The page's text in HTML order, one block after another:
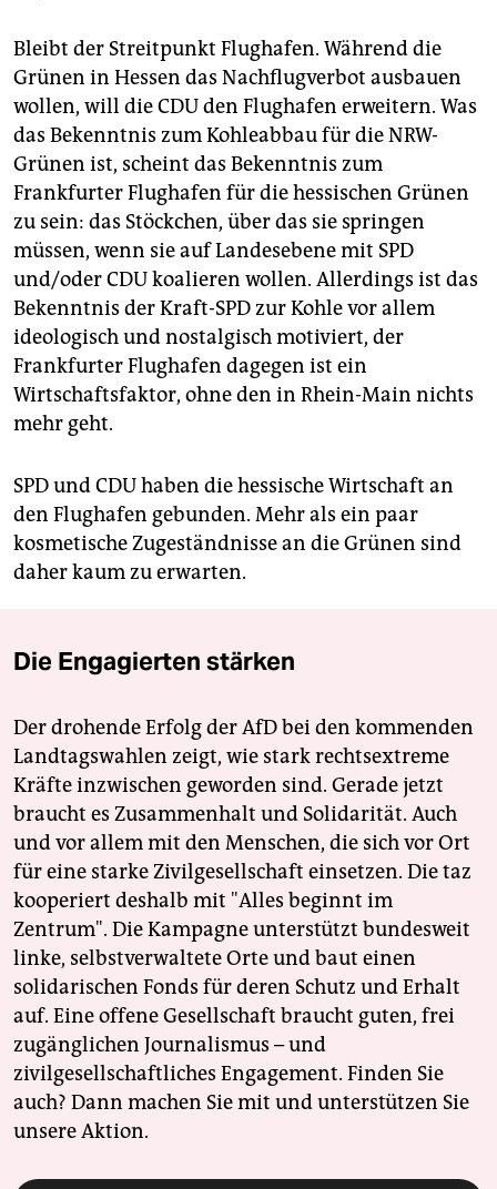
Bleibt der Streitpunkt Flughafen. Während die
Grünen in Hessen das Nachflugverbot ausbauen
wollen, will die CDU den Flughafen erweitern. Was
das Bekenntnis zum Kohleabbau für die NRW-
Grünen ist, scheint das Bekenntnis zum
Frankfurter Flughafen für die hessischen Grünen
zu sein: das Stöckchen, über das sie springen
müssen, wenn sie auf Landesebene mit SPD
und/oder CDU koalieren wollen. Allerdings ist das
Bekenntnis der Kraft-SPD zur Kohle vor allem
ideologisch und nostalgisch motiviert, der
Frankfurter Flughafen dagegen ist ein
Wirtschaftsfaktor, ohne den in Rhein-Main nichts
mehr geht.
SPD und CDU haben die hessische Wirtschaft an
den Flughafen gebunden. Mehr als ein paar
kosmetische Zugeständnisse an die Grünen sind
daher kaum zu erwarten.
Die Engagierten stärken
Der drohende Erfolg der AfD bei den kommenden
Landtagswahlen zeigt, wie stark rechtsextreme
Kräfte inzwischen geworden sind. Gerade jetzt
braucht es Zusammenhalt und Solidarität. Auch
und vor allem mit den Menschen, die sich vor Ort
für eine starke Zivilgesellschaft einsetzen. Die taz
kooperiert deshalb mit "Alles beginnt im
Zentrum". Die Kampagne unterstützt bundesweit
linke, selbstverwaltete Orte und baut einen
solidarischen Fonds für deren Schutz und Erhalt
auf. Eine offene Gesellschaft braucht guten, frei
zugänglichen Journalismus – und
zivilgesellschaftliches Engagement. Finden Sie
auch? Dann machen Sie mit und unterstützen Sie
unsere Aktion.